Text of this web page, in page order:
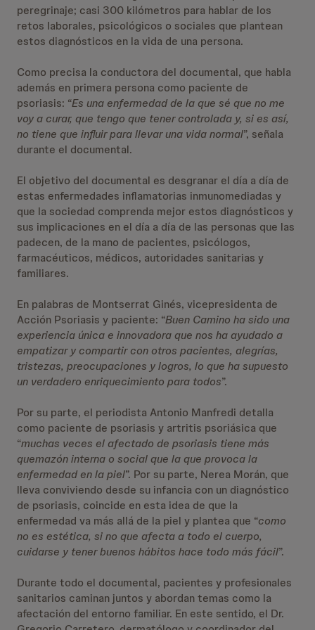
peregrinaje; casi 300 kilómetros para hablar de los
retos laborales, psicológicos o sociales que plantean
estos diagnósticos en la vida de una persona.
Como precisa la conductora del documental, que habla
además en primera persona como paciente de
psoriasis: “Es una enfermedad de la que sé que no me
voy a curar, que tengo que tener controlada y, si es así,
no tiene que influir para llevar una vida normal”, señala
durante el documental.
El objetivo del documental es desgranar el día a día de
estas enfermedades inflamatorias inmunomediadas y
que la sociedad comprenda mejor estos diagnósticos y
sus implicaciones en el día a día de las personas que las
padecen, de la mano de pacientes, psicólogos,
farmacéuticos, médicos, autoridades sanitarias y
familiares.
En palabras de Montserrat Ginés, vicepresidenta de
Acción Psoriasis y paciente: “Buen Camino ha sido una
experiencia única e innovadora que nos ha ayudado a
empatizar y compartir con otros pacientes, alegrías,
tristezas, preocupaciones y logros, lo que ha supuesto
un verdadero enriquecimiento para todos”.
Por su parte, el periodista Antonio Manfredi detalla
como paciente de psoriasis y artritis psoriásica que
“muchas veces el afectado de psoriasis tiene más
quemazón interna o social que la que provoca la
enfermedad en la piel”. Por su parte, Nerea Morán, que
lleva conviviendo desde su infancia con un diagnóstico
de psoriasis, coincide en esta idea de que la
enfermedad va más allá de la piel y plantea que “como
no es estética, si no que afecta a todo el cuerpo,
cuidarse y tener buenos hábitos hace todo más fácil”.
Durante todo el documental, pacientes y profesionales
sanitarios caminan juntos y abordan temas como la
afectación del entorno familiar. En este sentido, el Dr.